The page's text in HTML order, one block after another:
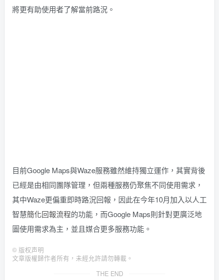
將更有助使用者了解當前路況。
目前Google Maps與Waze服務雖然維持獨立運作，其實背後
已經是由相同團隊管理，但兩種服務仍聚焦不同使用需求，
其中Waze更偏重即時路況回報，因此在今年10月加入以人工
智慧簡化回報流程的功能，而Google Maps則針對更廣泛地
圖使用需求為主，並且媒合更多服務功能。
© 版权声明
文章版權歸作者所有，未經允許請勿轉載。
THE END